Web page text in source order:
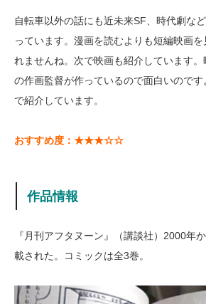
自転車以外の話にも近未来SF、時代劇な
っています。漫画を読むよりも短編映画
れませんね。次で映画も紹介しています。
の作画監督が作っているので面白いので
で紹介しています。
おすすめ度：★★★☆☆
作品情報
『月刊アフタヌーン』（講談社）2000年
載された。コミックは全3巻。